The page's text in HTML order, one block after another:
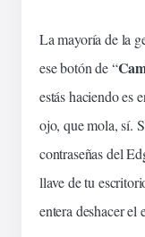
La mayoría de la
esebotónde “
estás haciendo es
ojo, que mola, sí.
contraseñasdel
llave de tu
entera deshacer el